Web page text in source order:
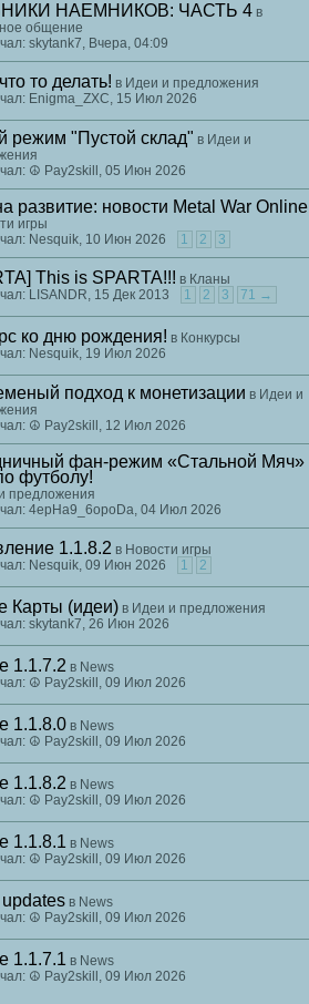
НАЕМНИКОВ: ЧАСТЬ 4 в
общение
skytank7, Вчера, 04:09
то делать! в Идеи и предложения
Enigma_ZXC, 15 Июл 2026
режим "Пустой склад" в Идеи и
☮ Pay2skill, 05 Июн 2026
развитие: новости Metal War Online
игры
Nesquik, 10 Июн 2026
1 2 3
This is SPARTA!!! в Кланы
LISANDR, 15 Дек 2013
1 2 3 71 →
ко дню рождения! в Конкурсы
Nesquik, 19 Июл 2026
подход к монетизации в Идеи и
☮ Pay2skill, 12 Июл 2026
фан-режим «Стальной Мяч»
футболу!
предложения
4epHa9_6opoDa, 04 Июл 2026
1.1.8.2 в Новости игры
Nesquik, 09 Июн 2026
1 2
Карты (идеи) в Идеи и предложения
skytank7, 26 Июн 2026
1.1.7.2 в News
☮ Pay2skill, 09 Июл 2026
1.1.8.0 в News
☮ Pay2skill, 09 Июл 2026
1.1.8.2 в News
☮ Pay2skill, 09 Июл 2026
1.1.8.1 в News
☮ Pay2skill, 09 Июл 2026
в News
☮ Pay2skill, 09 Июл 2026
1.1.7.1 в News
☮ Pay2skill, 09 Июл 2026